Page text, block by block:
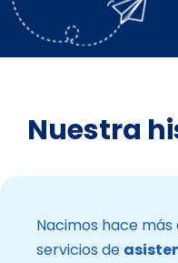
Nuestra
Nacimos hace más
servicios de